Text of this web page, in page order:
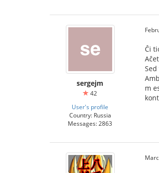
sergejm
42
User's profile
Country: Russia
Messages: 2863
Ĉi
m